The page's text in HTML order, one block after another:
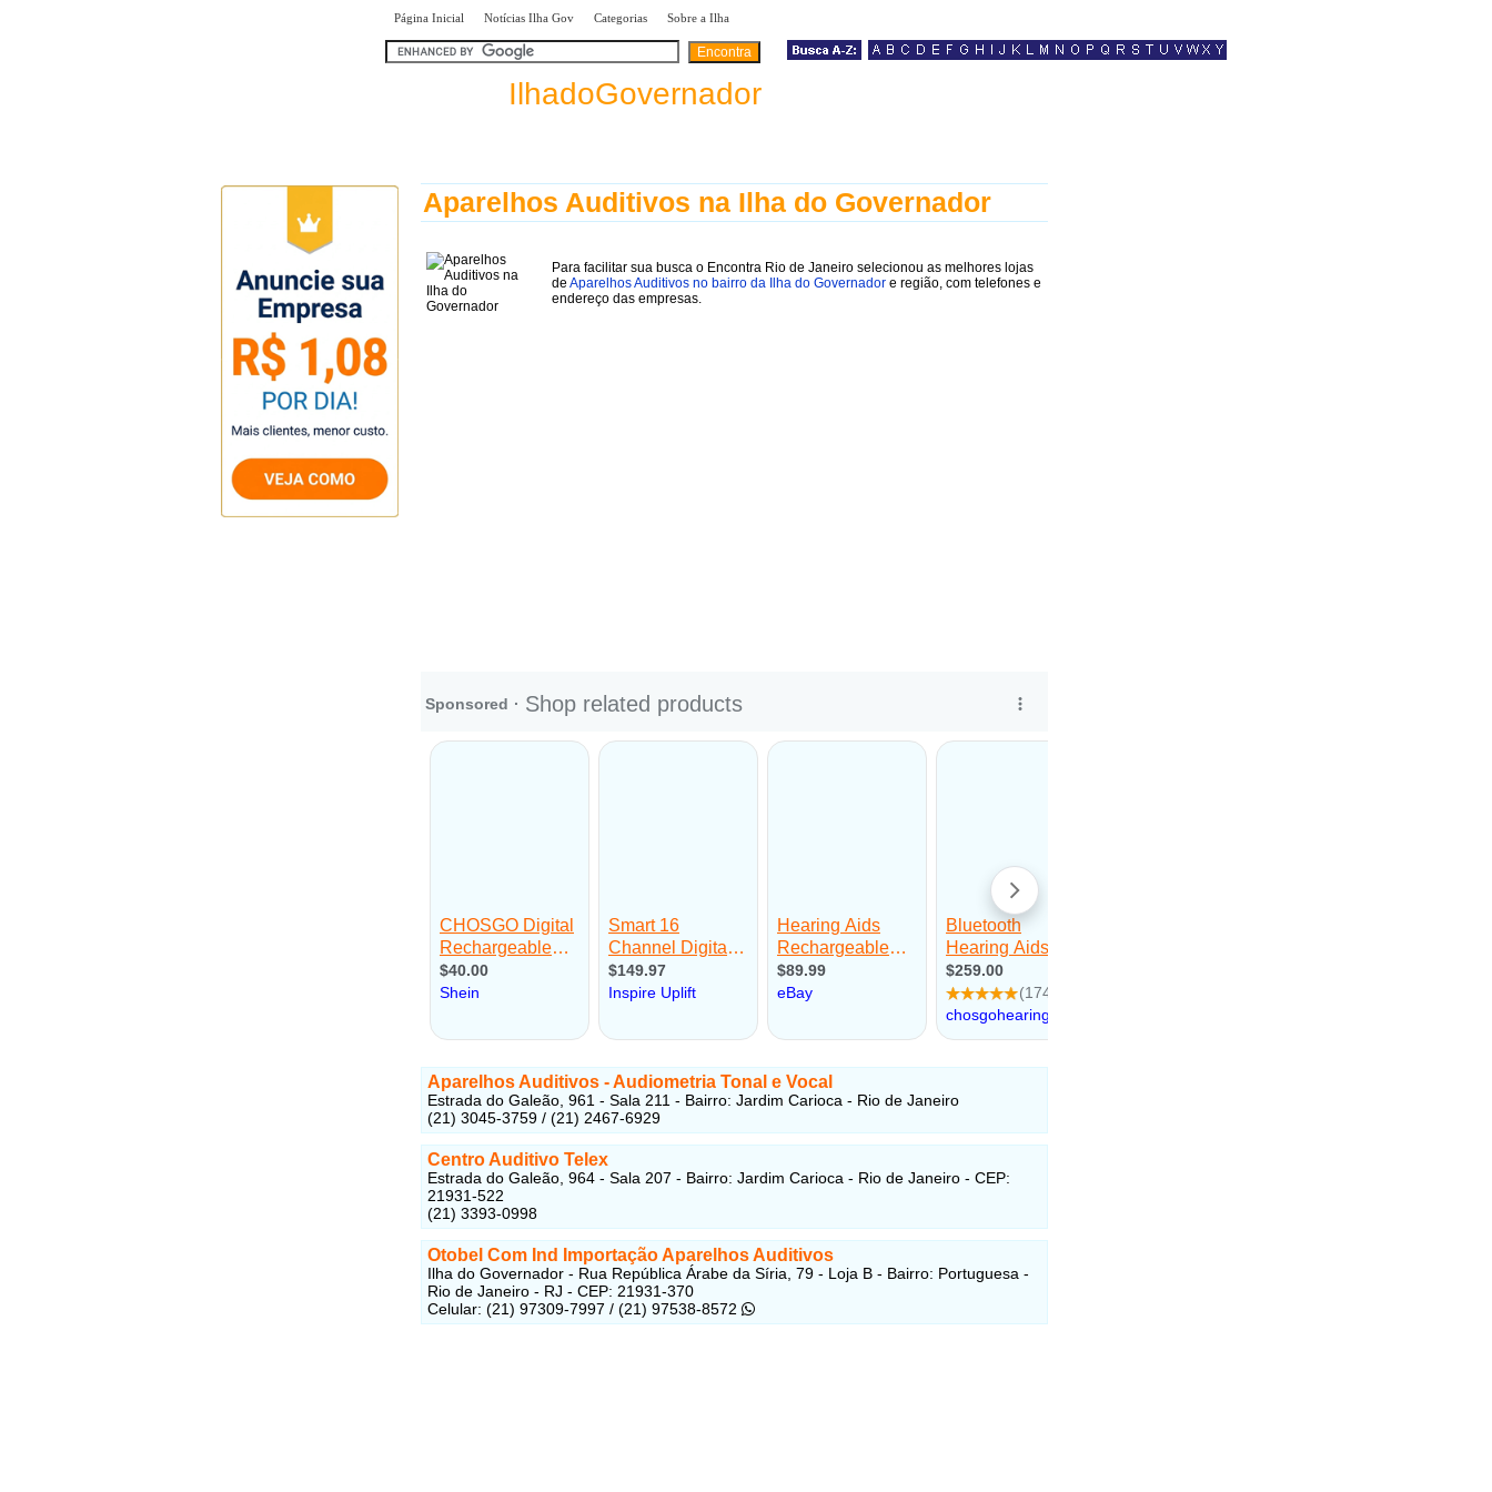
Página Inicial Notícias Ilha Gov Categorias Sobre a Ilha
IlhadoGovernador
Aparelhos Auditivos na Ilha do Governador
Para facilitar sua busca o Encontra Rio de Janeiro selecionou as melhores lojas
de Aparelhos Auditivos no bairro da Ilha do Governador e região, com telefones e
endereço das empresas.
Aparelhos Auditivos - Audiometria Tonal e Vocal
Estrada do Galeão, 961 - Sala 211 - Bairro: Jardim Carioca - Rio de Janeiro
(21) 3045-3759 / (21) 2467-6929
Centro Auditivo Telex
Estrada do Galeão, 964 - Sala 207 - Bairro: Jardim Carioca - Rio de Janeiro - CEP:
21931-522
(21) 3393-0998
Otobel Com Ind Importação Aparelhos Auditivos
Ilha do Governador - Rua República Árabe da Síria, 79 - Loja B - Bairro: Portuguesa -
Rio de Janeiro - RJ - CEP: 21931-370
Celular: (21) 97309-7997 / (21) 97538-8572